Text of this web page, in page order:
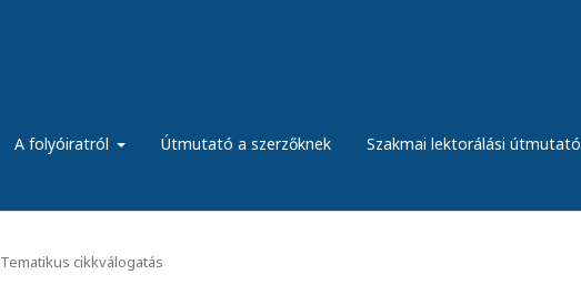
A folyóiratról Útmutató a szerzőknek Szakmai lektorálási útmutató
Tematikus cikkválogatás